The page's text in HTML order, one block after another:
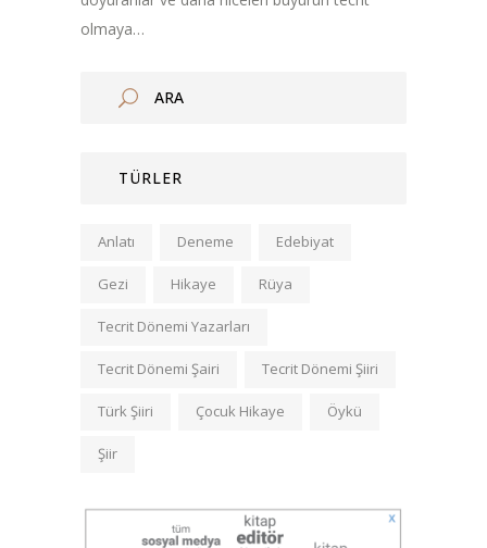
olmaya…
TÜRLER
Anlatı Deneme Edebiyat
Gezi Hikaye Rüya
Tecrit Dönemi Yazarları
Tecrit Dönemi Şairi Tecrit Dönemi Şiiri
Türk Şiiri Çocuk Hikaye Öykü
Şiir